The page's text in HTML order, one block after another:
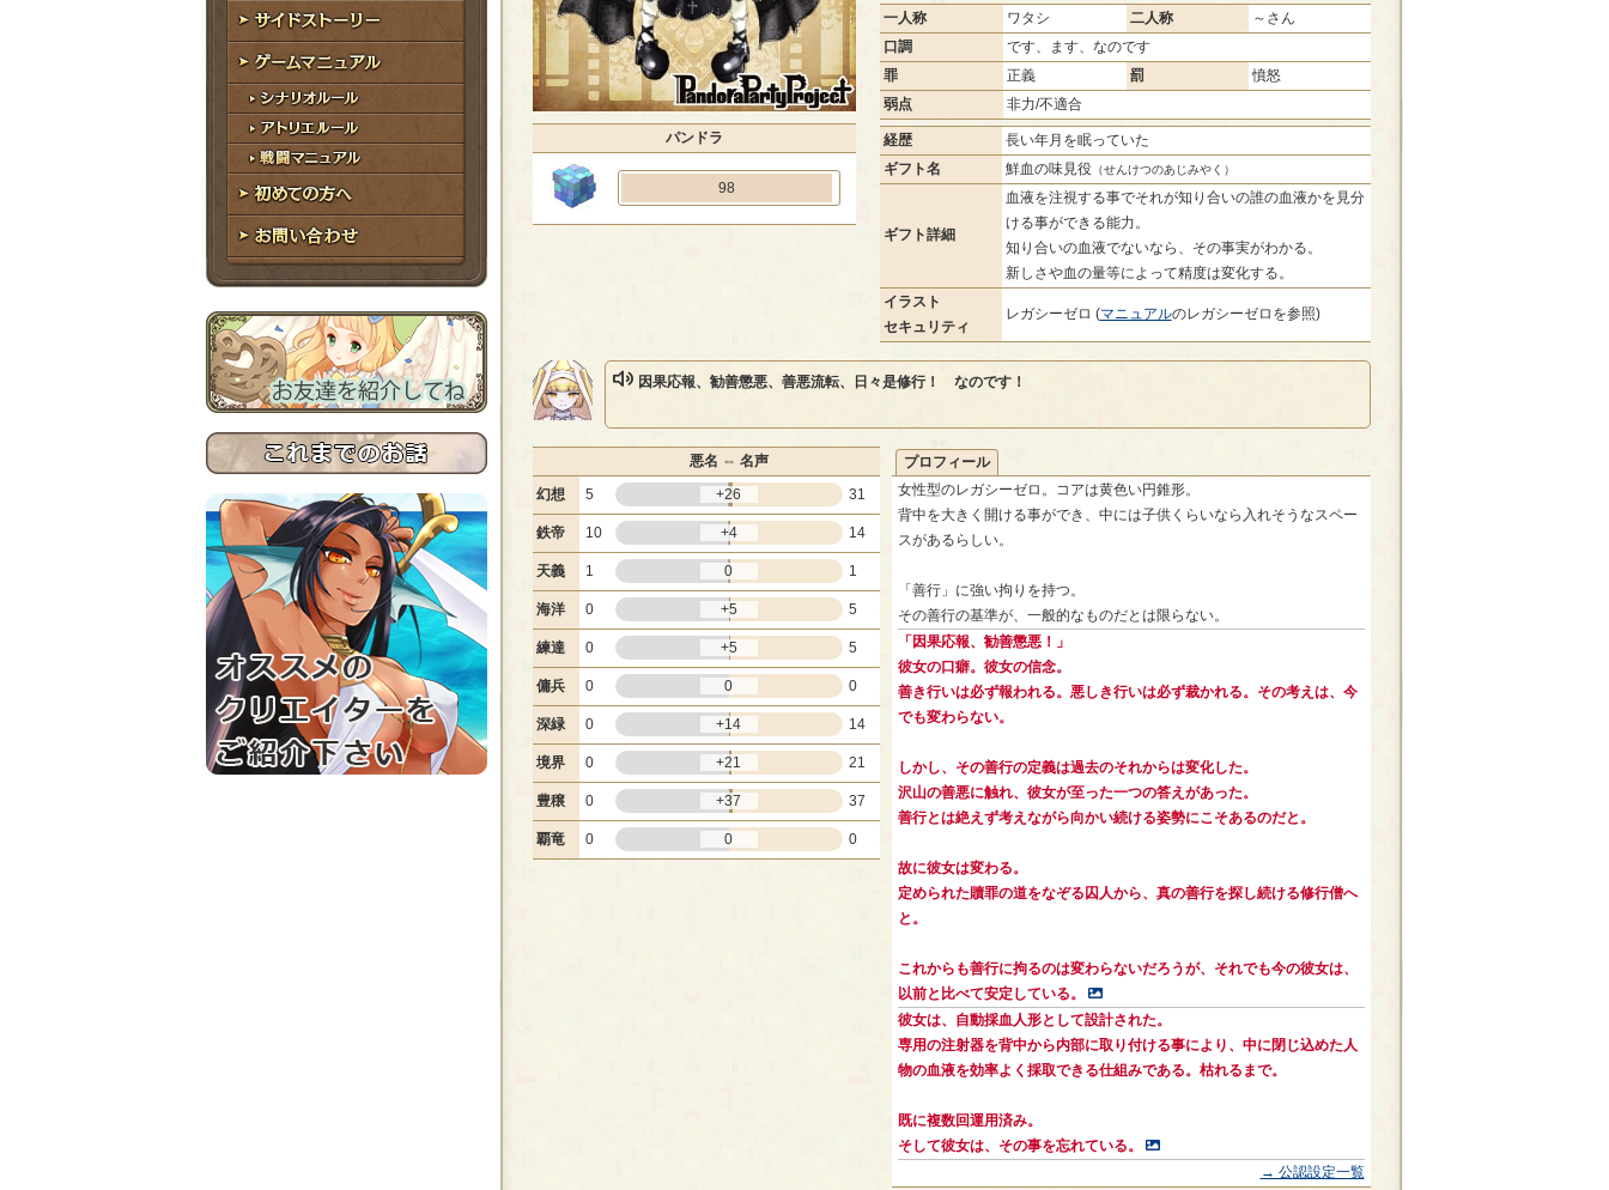
世界観
サイドストーリー
ゲームマニュアル
シナリオルール
アトリエルール
戦闘マニュアル
初めての方へ
お問い合わせ
パンドラ
98
一人称 ワタシ 二人称
～さん
口調
です、ます、なのです
罪
正義 罰
憤怒
弱点
非力/不適合
経歴
長い年月を眠っていた
ギフト名
鮮血の味見役（せんけつのあじみやく）
ギフト詳細
血液を注視する事でそれが知り合いの誰の血液かを見分
ける事ができる能力。
知り合いの血液でないなら、その事実がわかる。
新しさや血の量等によって精度は変化する。
イラスト
セキュリティ
レガシーゼロ (マニュアルのレガシーゼロを参照)
因果応報、勧善懲悪、善悪流転、日々是修行！ なのです！
悪名 ⇔ 名声
幻想
5 +26 31
鉄帝 10 +4 14
天義 1 0 1
海洋 0 +5 5
練達 0 +5 5
傭兵 0 0 0
深緑 0 +14 14
境界 0 +21 21
豊穣 0 +37 37
覇竜 0 0 0
プロフィール
女性型のレガシーゼロ。コアは黄色い円錐形。
背中を大きく開ける事ができ、中には子供くらいなら入れそうなスペー
スがあるらしい。
「善行」に強い拘りを持つ。
その善行の基準が、一般的なものだとは限らない。
「因果応報、勧善懲悪！」
彼女の口癖。彼女の信念。
善き行いは必ず報われる。悪しき行いは必ず裁かれる。その考えは、今
でも変わらない。
しかし、その善行の定義は過去のそれからは変化した。
沢山の善悪に触れ、彼女が至った一つの答えがあった。
善行とは絶えず考えながら向かい続ける姿勢にこそあるのだと。
故に彼女は変わる。
定められた贖罪の道をなぞる囚人から、真の善行を探し続ける修行僧へ
と。
これからも善行に拘るのは変わらないだろうが、それでも今の彼女は、
以前と比べて安定している。
彼女は、自動採血人形として設計された。
専用の注射器を背中から内部に取り付ける事により、中に閉じ込めた人
物の血液を効率よく採取できる仕組みである。枯れるまで。
既に複数回運用済み。
そして彼女は、その事を忘れている。
→ 公認設定一覧